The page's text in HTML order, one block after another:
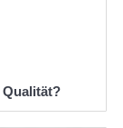
Qualität?